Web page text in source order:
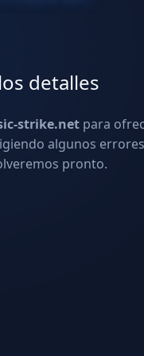
detalles
strike.net para
algunos
pronto.